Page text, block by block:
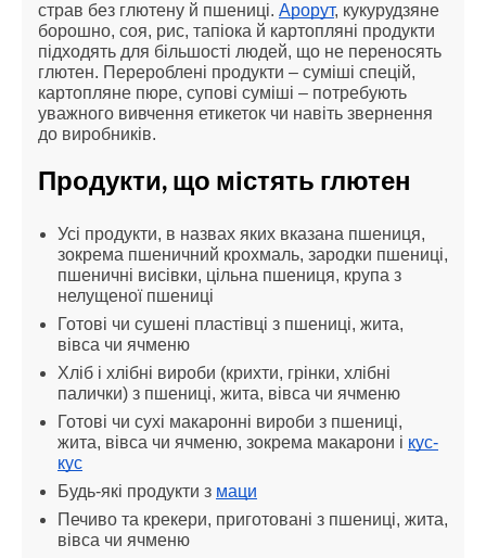
страв без глютену й пшениці. Арорут, кукурудзяне
борошно, соя, рис, тапіока й картопляні продукти
підходять для більшості людей, що не переносять
глютен. Перероблені продукти – суміші спецій,
картопляне пюре, супові суміші – потребують
уважного вивчення етикеток чи навіть звернення
до виробників.
Продукти, що містять глютен
Усі продукти, в назвах яких вказана пшениця,
зокрема пшеничний крохмаль, зародки пшениці,
пшеничні висівки, цільна пшениця, крупа з
нелущеної пшениці
Готові чи сушені пластівці з пшениці, жита,
вівса чи ячменю
Хліб і хлібні вироби (крихти, грінки, хлібні
палички) з пшениці, жита, вівса чи ячменю
Готові чи сухі макаронні вироби з пшениці,
жита, вівса чи ячменю, зокрема макарони і кус-
кус
Будь-які продукти з маци
Печиво та крекери, приготовані з пшениці, жита,
вівса чи ячменю